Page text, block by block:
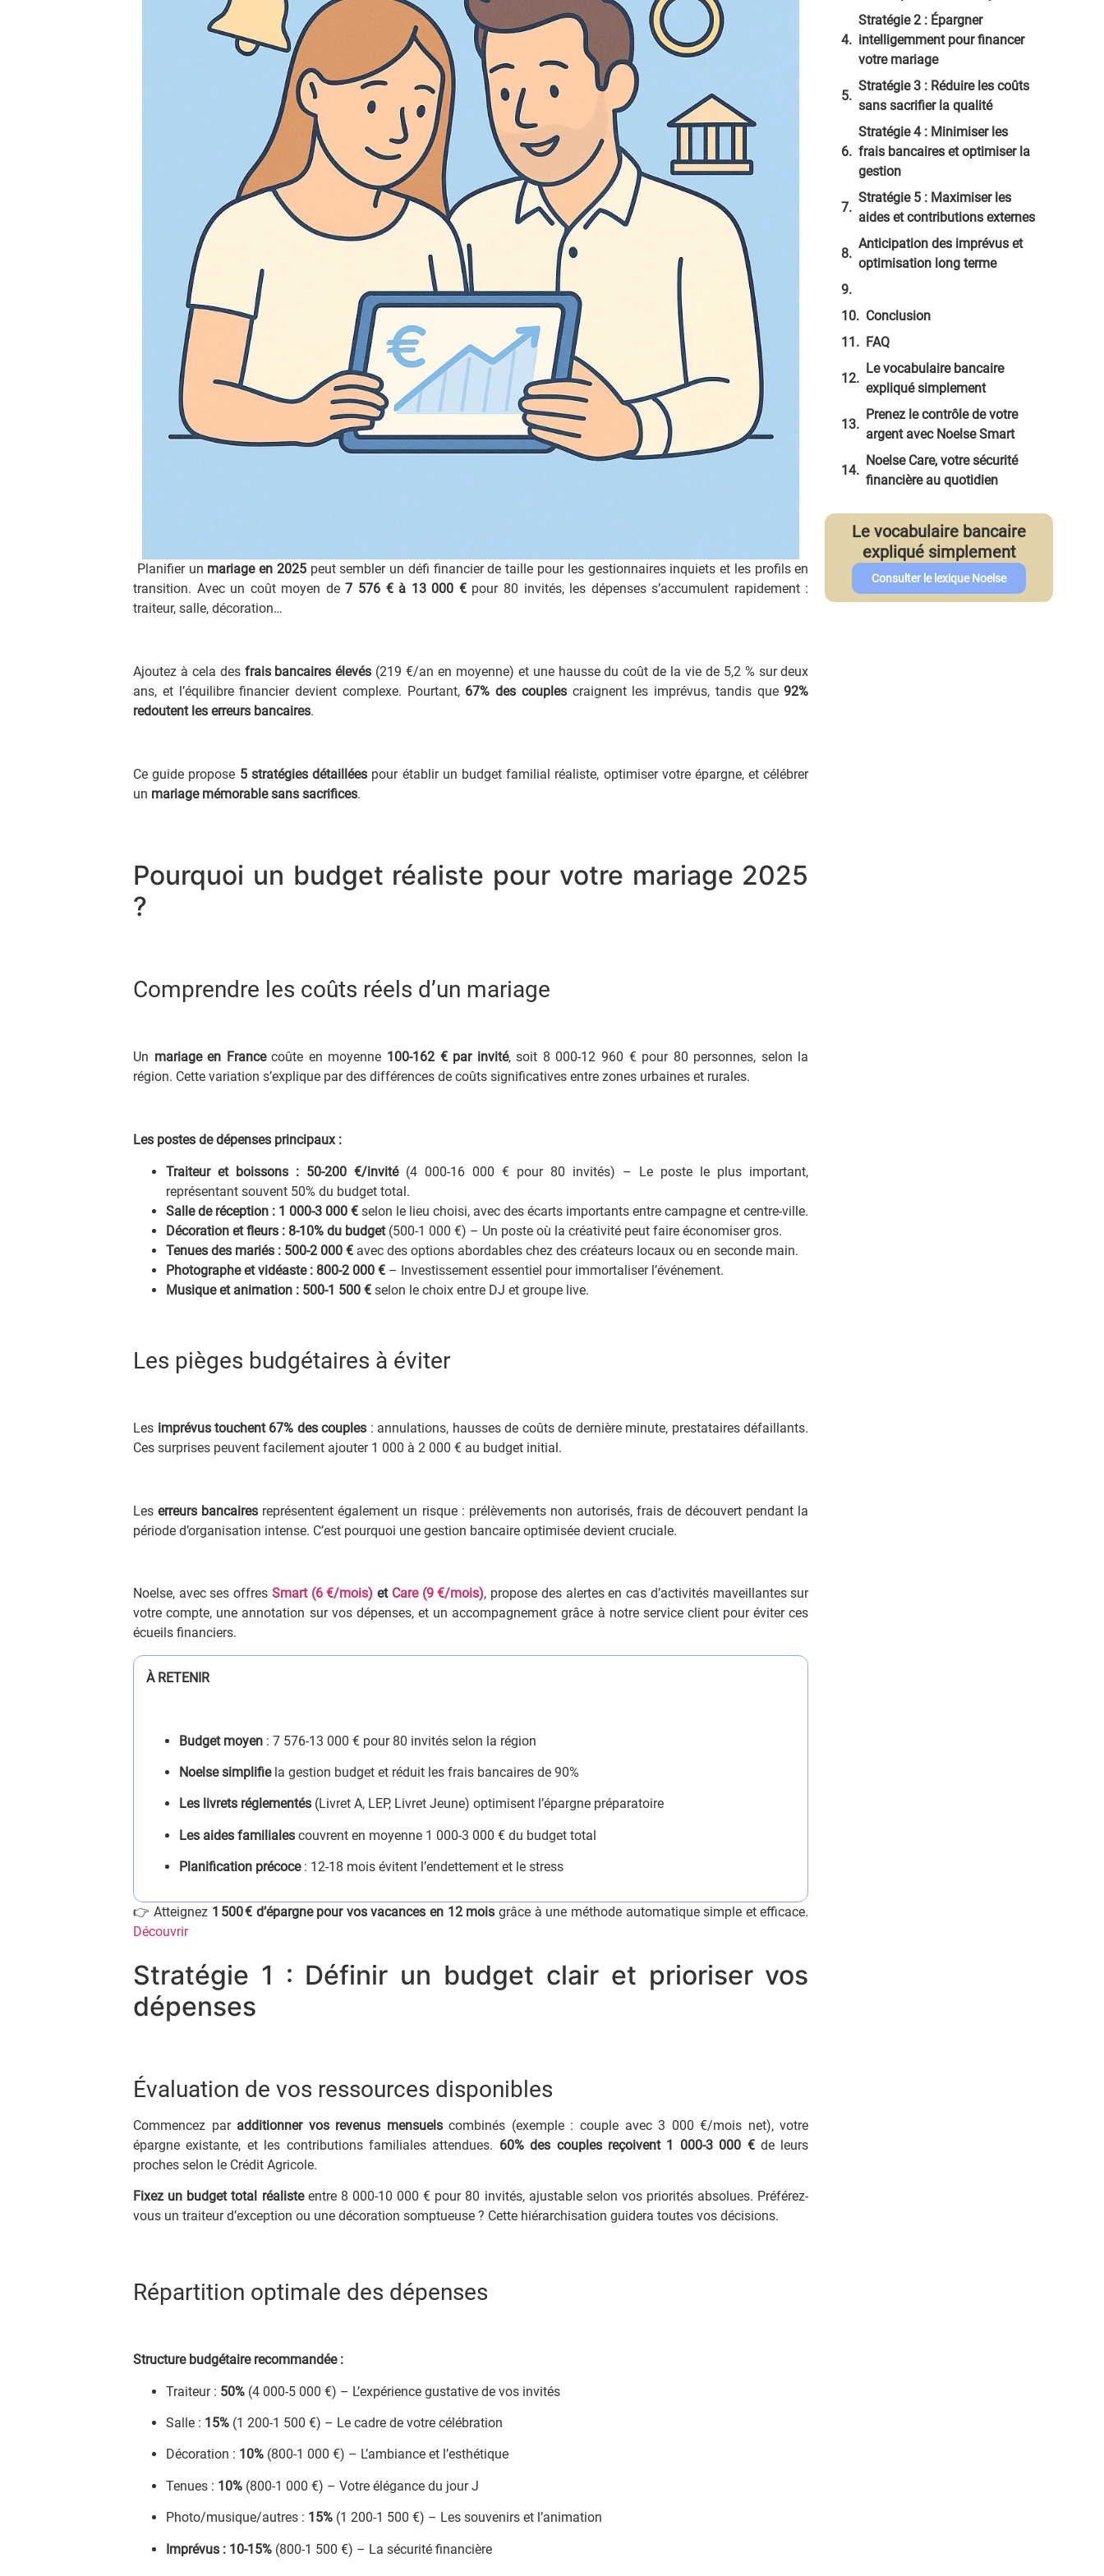
Planifier un mariage en 2025peut sembler un défi financier de taille pour les gestionnaires inquiets et les profils en
transition. Avec un coût moyen de7 576 € à 13 000 €pour 80 invités, les dépenses s’accumulent rapidement :
traiteur, salle, décoration…
Ajoutez à cela des frais bancaires élevés (219 €/an en moyenne) et une hausse du coût de la vie de 5,2 % sur deux
ans, et l’équilibre financier devient complexe. Pourtant, 67% des couplescraignent les imprévus, tandis que92%
redoutent les erreurs bancaires.
Ce guide propose 5 stratégies détaillées pour établir un budget familial réaliste, optimiser votre épargne, et célébrer
un mariage mémorable sans sacrifices.
Pourquoi un budget réaliste pour votre mariage 2025
?
Comprendre les coûts réels d’un mariage
Un mariage en Francecoûte en moyenne 100-162 € par invité, soit 8 000-12 960 € pour 80 personnes, selon la
région. Cette variation s’explique par des différences de coûts significatives entre zones urbaines et rurales.
Les postes de dépenses principaux :
Traiteur et boissons : 50-200 €/invité(4 000-16 000 € pour 80 invités) – Le poste le plus important,
représentant souvent 50% du budget total.
Salle de réception : 1 000-3 000 € selon le lieu choisi, avec des écarts importants entre campagne et centre-ville.
Décoration et fleurs : 8-10% du budget(500-1 000 €) – Un poste où la créativité peut faire économiser gros.
Tenues des mariés : 500-2 000 € avec des options abordables chez des créateurs locaux ou en seconde main.
Photographe et vidéaste : 800-2 000 € – Investissement essentiel pour immortaliser l’événement.
Musique et animation : 500-1 500 € selon le choix entre DJ et groupe live.
Les pièges budgétaires à éviter
Les imprévus touchent 67% des couples : annulations, hausses de coûts de dernière minute, prestataires défaillants.
Ces surprises peuvent facilement ajouter 1 000 à 2 000 € au budget initial.
Leserreurs bancaires représentent également un risque : prélèvements non autorisés, frais de découvert pendant la
période d’organisation intense. C’est pourquoi une gestion bancaire optimisée devient cruciale.
Noelse, avec ses offres Smart (6 €/mois) et Care (9 €/mois), propose des alertes en cas d’activités maveillantes sur
votre compte, une annotation sur vos dépenses, et un accompagnement grâce à notre service client pour éviter ces
écueils financiers.
À RETENIR
Budget moyen : 7 576-13 000 € pour 80 invités selon la région
Noelse simplifiela gestion budget et réduit les frais bancaires de 90%
Les livrets réglementés (Livret A, LEP, Livret Jeune) optimisent l’épargne préparatoire
Les aides familiales couvrent en moyenne 1 000-3 000 € du budget total
Planification précoce: 12-18 mois évitent l’endettement et le stress
👉 Atteignez 1 500 € d’épargne pour vos vacances en 12 mois grâce à une méthode automatique simple et efficace.
Découvrir
Stratégie 1 : Définir un budget clair et prioriser vos
dépenses
Évaluation de vos ressources disponibles
Commencez par additionner vos revenus mensuelscombinés (exemple : couple avec 3 000 €/mois net), votre
épargne existante, et les contributions familiales attendues. 60% des couples reçoivent 1 000-3 000 €de leurs
proches selon le Crédit Agricole.
Fixez un budget total réalisteentre 8 000-10 000 € pour 80 invités, ajustable selon vos priorités absolues. Préférez-
vous un traiteur d’exception ou une décoration somptueuse ? Cette hiérarchisation guidera toutes vos décisions.
Répartition optimale des dépenses
Structure budgétaire recommandée :
Traiteur : 50% (4 000-5 000 €) – L’expérience gustative de vos invités
Salle : 15% (1 200-1 500 €) – Le cadre de votre célébration
Décoration : 10% (800-1 000 €) – L’ambiance et l’esthétique
Tenues : 10% (800-1 000 €) – Votre élégance du jour J
Photo/musique/autres : 15% (1 200-1 500 €) – Les souvenirs et l’animation
Imprévus : 10-15% (800-1 500 €) – La sécurité financière
Stratégie 2 : Épargner
intelligemment pour financer
votre mariage
Stratégie 3 : Réduire les coûts
sans sacrifier la qualité
Stratégie 4 : Minimiser les
frais bancaires et optimiser la
gestion
Stratégie 5 : Maximiser les
aides et contributions externes
Anticipation des imprévus et
optimisation long terme
Conclusion
FAQ
Le vocabulaire bancaire
expliqué simplement
Prenez le contrôle de votre
argent avec Noelse Smart
Noelse Care, votre sécurité
financière au quotidien
Le vocabulaire bancaire
expliqué simplement
Consulter le lexique Noelse